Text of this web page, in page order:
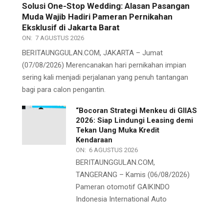
Solusi One-Stop Wedding: Alasan Pasangan
Muda Wajib Hadiri Pameran Pernikahan
Eksklusif di Jakarta Barat
ON: 7 AGUSTUS 2026
BERITAUNGGULAN.COM, JAKARTA – Jumat
(07/08/2026) Merencanakan hari pernikahan impian
sering kali menjadi perjalanan yang penuh tantangan
bagi para calon pengantin.
“Bocoran Strategi Menkeu di GIIAS
2026: Siap Lindungi Leasing demi
Tekan Uang Muka Kredit
Kendaraan
ON: 6 AGUSTUS 2026
BERITAUNGGULAN.COM,
TANGERANG – Kamis (06/08/2026)
Pameran otomotif GAIKINDO
Indonesia International Auto